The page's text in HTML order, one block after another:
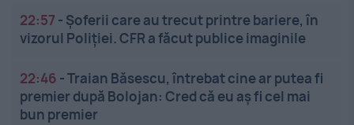
22:57 - Șoferii care au trecut printre bariere, în
vizorul Poliției. CFR a făcut publice imaginile
22:46 -Traian Băsescu, întrebat cine ar putea fi
premier după Bolojan: Cred că eu aș fi cel mai
bun premier